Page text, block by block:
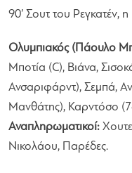
90’ Σουτ του Ρεγκατέν,
Ολυμπιακός (Πάουλο
Μποτία (C), Βιάνα,
Ανσαριφάρντ), Σεμπά,
Μανθάτης), Καρντόσο
Αναπληρωματικοί:
Νικολάου, Παρέδες.